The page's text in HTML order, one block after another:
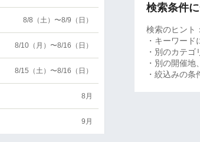
検索条件
検索のヒント：
・キーワード
・別のカテゴ
・別の開催地
・絞込みの条
8/8（土）〜8/9（日）
8/10（月）〜8/16（日）
8/15（土）〜8/16（日）
8月
9月